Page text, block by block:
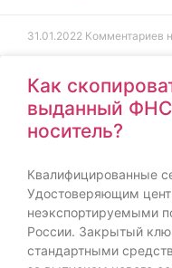
31.01.2022 Комментариев
Как
выданный ФНС
носитель?
Квалифицированные
Удостоверяющим
неэкспортируемыми
России. Закрытый
стандартными